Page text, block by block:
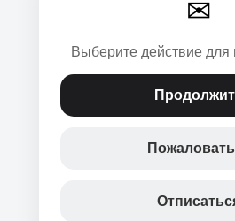
✉
Выберите действие